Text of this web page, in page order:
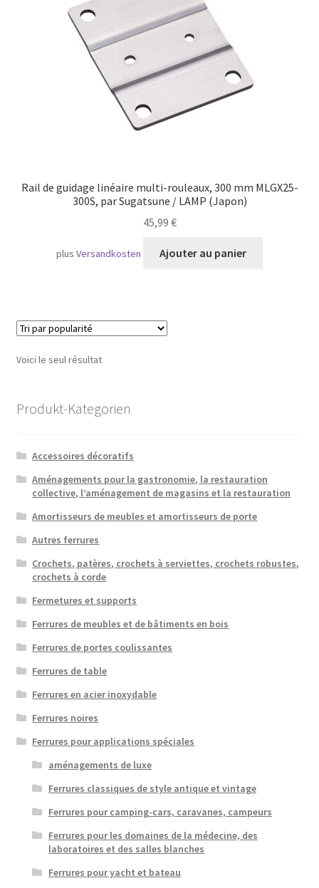
Transport maritime
Rail de guidage linéaire multi-rouleaux, 300 mm MLGX25-
300S, par Sugatsune / LAMP (Japon)
45,99 €
plusVersandkosten Ajouter au panier
Voici le seul résultat
Produkt-Kategorien
Accessoires décoratifs
Aménagements pour la gastronomie, la restauration
collective, l’aménagement de magasins et la restauration
Amortisseurs de meubles et amortisseurs de porte
Autres ferrures
Crochets, patères, crochets à serviettes, crochets robustes,
crochets à corde
Fermetures et supports
Ferrures de meubles et de bâtiments en bois
Ferrures de portes coulissantes
Ferrures de table
Ferrures en acier inoxydable
Ferrures noires
Ferrures pour applications spéciales
aménagements de luxe
Ferrures classiques de style antique et vintage
Ferrures pour camping-cars, caravanes, campeurs
Ferrures pour les domaines de la médecine, des
laboratoires et des salles blanches
Ferrures pour yacht et bateau